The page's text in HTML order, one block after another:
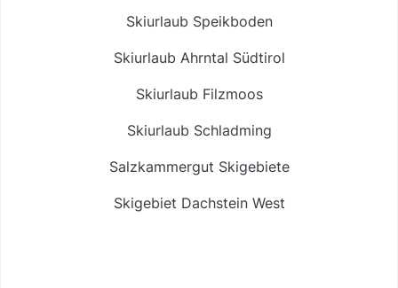
Skiurlaub Speikboden
Skiurlaub Ahrntal Südtirol
Skiurlaub Filzmoos
Skiurlaub Schladming
Salzkammergut Skigebiete
Skigebiet Dachstein West